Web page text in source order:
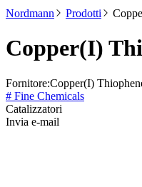
Nordmann Prodotti
Copper(I)
Fornitore:Copper(I)
# Fine Chemicals
Catalizzatori
Invia e-mail